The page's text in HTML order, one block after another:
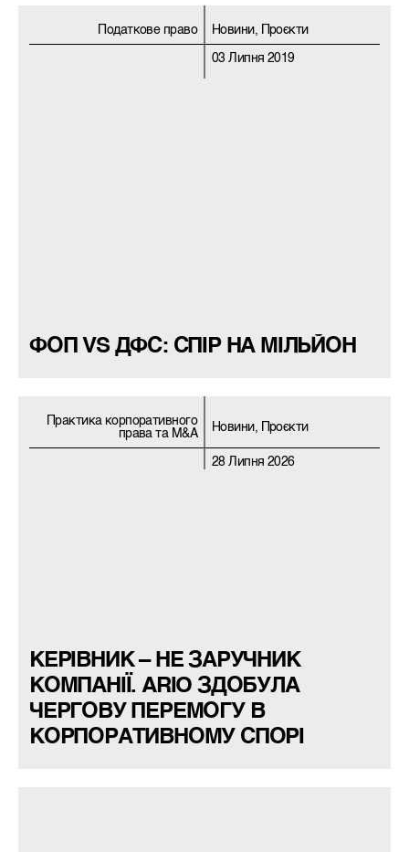
Податкове право Новини, Проєкти
03 Липня 2019
ФОП VS ДФС: СПІР НА МІЛЬЙОН
Практика корпоративного
права та M&A
Новини, Проєкти
28 Липня 2026
КЕРІВНИК – НЕ ЗАРУЧНИК
КОМПАНІЇ. ARIO ЗДОБУЛА
ЧЕРГОВУ ПЕРЕМОГУ В
КОРПОРАТИВНОМУ СПОРІ